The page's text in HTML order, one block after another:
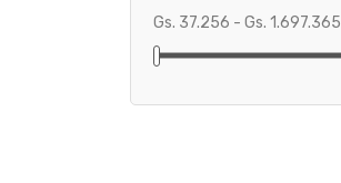
Gs. 37.256 - Gs. 1.697.365